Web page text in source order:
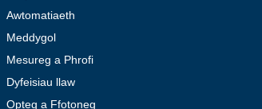
Awtomatiaeth
Awtomatiaeth
Labordy
Meddygol
Mesureg a Phrofi
Dyfeisiau llaw
modur
Opteg a Ffotoneg